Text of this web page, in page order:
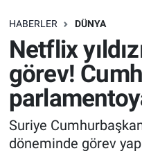
HABERLER DÜNYA
Netflix
görev!
Suriye
döneminde görev
SAĞLIK
EKONOMİ
EĞİTİM
ÖZEL HABER